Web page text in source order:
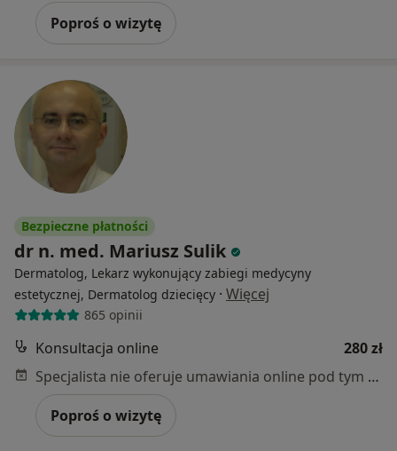
Poproś o wizytę
Bezpieczne płatności
dr n. med. Mariusz Sulik
Dermatolog, Lekarz wykonujący zabiegi medycyny
estetycznej, Dermatolog dziecięcy · Więcej
865 opinii
Konsultacja online
280 zł
Specjalista nie oferuje umawiania online pod tym adresem.
Poproś o wizytę